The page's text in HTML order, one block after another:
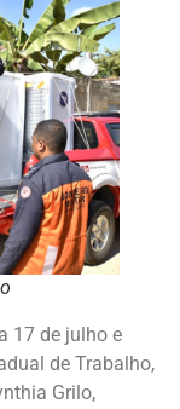
17 de julho e
de Trabalho,
Grilo,